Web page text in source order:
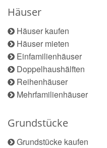
Häuser
Häuser kaufen
Häuser mieten
Einfamilienhäuser
Doppelhaushälften
Reihenhäuser
Mehrfamilienhäuser
Grundstücke
Grundstücke kaufen